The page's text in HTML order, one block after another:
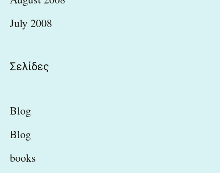
July 2008
Σελίδες
Blog
Blog
books